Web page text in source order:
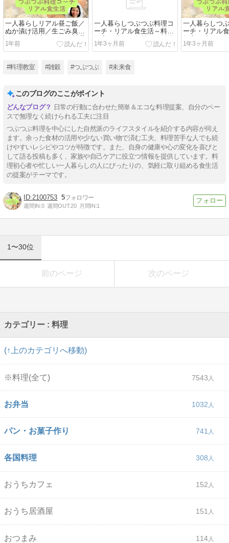
一人暮らしリアル昼ご飯／
ぬか漬け活用／生ごみ臭の
こと／岡崎市つぶつぶ料理
教室
1年前
一人暮らしつぶつぶ料理コ
ーチ・リアル食生活～料理
教室で残った食材フル活用
＆残り物アレンジ編～岡崎
1年3ヶ月前
一人暮らしつ
ーチ・リアル
教室で残った
い物少なめ、
1年3ヶ月前
#料理教室 #雑穀 #つぶつぶ #未来食
このブログのここがポイント
日常の行動に合わせた簡単＆エコな料理提案、自分のペー
スで無理なく続けられる工夫に注目
つぶつぶ料理を中心にした自然派のライフスタイルを紹介する内容が伺え
ます。余った食材の活用や少ない買い物で済む工夫、料理苦手な人でも続
けやすいレシピやコツが特徴です。また、自身の健康や心の変化を喜びと
して語る投稿も多く、家族や自己ケアに役立つ情報を提供しています。料
理初心者や忙しい一人暮らしの人にぴったりの、気軽に取り組める食生活
の提案がテーマです。
2100753 5
週間IN:0 週間OUT:20 月間IN:1
1〜30位
前のページ 次のページ
カテゴリー : 料理
(↑上のカテゴリへ移動)
※料理(全て) 7543
お弁当 1032
パン・お菓子作り 741
各国料理 308
おうちカフェ 152
おうち居酒屋 151
おつまみ 114